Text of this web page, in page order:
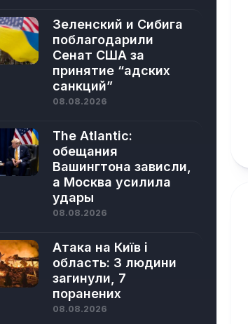
Зеленский и Сибига
поблагодарили
Сенат США за
принятие “адских
санкций”
08.08.2026
The Atlantic:
обещания
Вашингтона зависли,
а Москва усилила
удары
08.08.2026
Атака на Київ і
область: 3 людини
загинули, 7
поранених
08.08.2026